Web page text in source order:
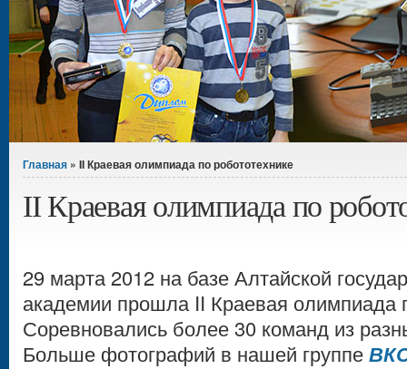
Вы здесь
Главная » II Краевая олимпиада по робототехнике
II Краевая олимпиада по
29 марта 2012 на базе Алтайской
академии прошла II Краевая олимпиада
Соревновались более 30 команд из
Больше фотографий в нашей группе